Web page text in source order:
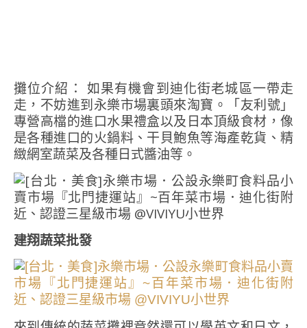
攤位介紹： 如果有機會到迪化街老城區一帶走
走，不妨進到永樂市場裏頭來淘寶。「友利號」
專營高檔的進口水果禮盒以及日本頂級食材，像
是各種進口的火鍋料、干貝鮑魚等海產乾貨、精
緻網室蔬菜及各種日式醬油等。
建翔蔬菜批發